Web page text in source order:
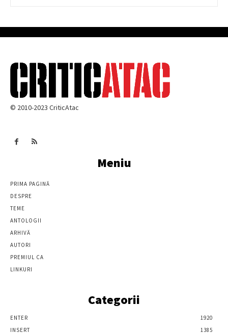
© 2010-2023 CriticAtac
Meniu
PRIMA PAGINĂ
DESPRE
TEME
ANTOLOGII
ARHIVĂ
AUTORI
PREMIUL CA
LINKURI
Categorii
ENTER
1920
INSERT
1385